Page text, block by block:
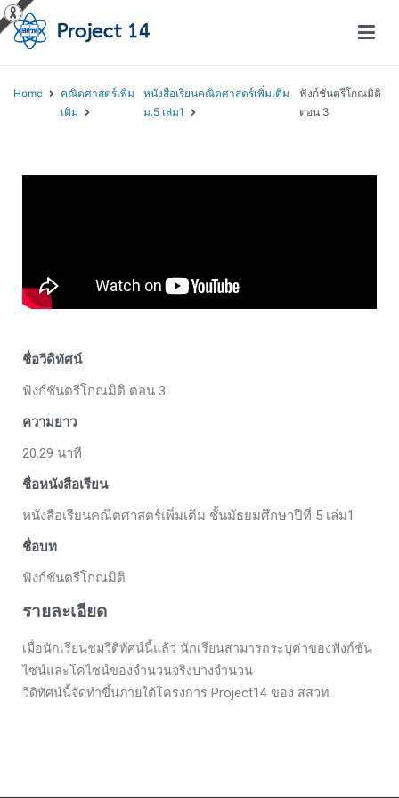
Home
คณิตศาสตร์เพิ่ม
เติม
หนังสือเรียนคณิตศาสตร์เพิ่มเติม
ม.5 เล่ม1
ฟังก์ชันตรีโกณมิติ
ตอน 3
ชื่อวีดิทัศน์
ฟังก์ชันตรีโกณมิติ ตอน 3
ความยาว
20.29 นาที
ชื่อหนังสือเรียน
หนังสือเรียนคณิตศาสตร์เพิ่มเติม ชั้นมัธยมศึกษาปีที่ 5 เล่ม1
ชื่อบท
ฟังก์ชันตรีโกณมิติ
รายละเอียด
เมื่อนักเรียนชมวีดิทัศน์นี้แล้ว นักเรียนสามารถระบุค่าของฟังก์ชัน
ไซน์และโคไซน์ของจำนวนจริงบางจำนวน
วีดิทัศน์นี้จัดทำขึ้นภายใต้โครงการ Project14 ของ สสวท.